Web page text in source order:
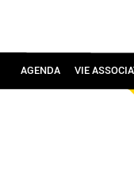
AGENDA VIE